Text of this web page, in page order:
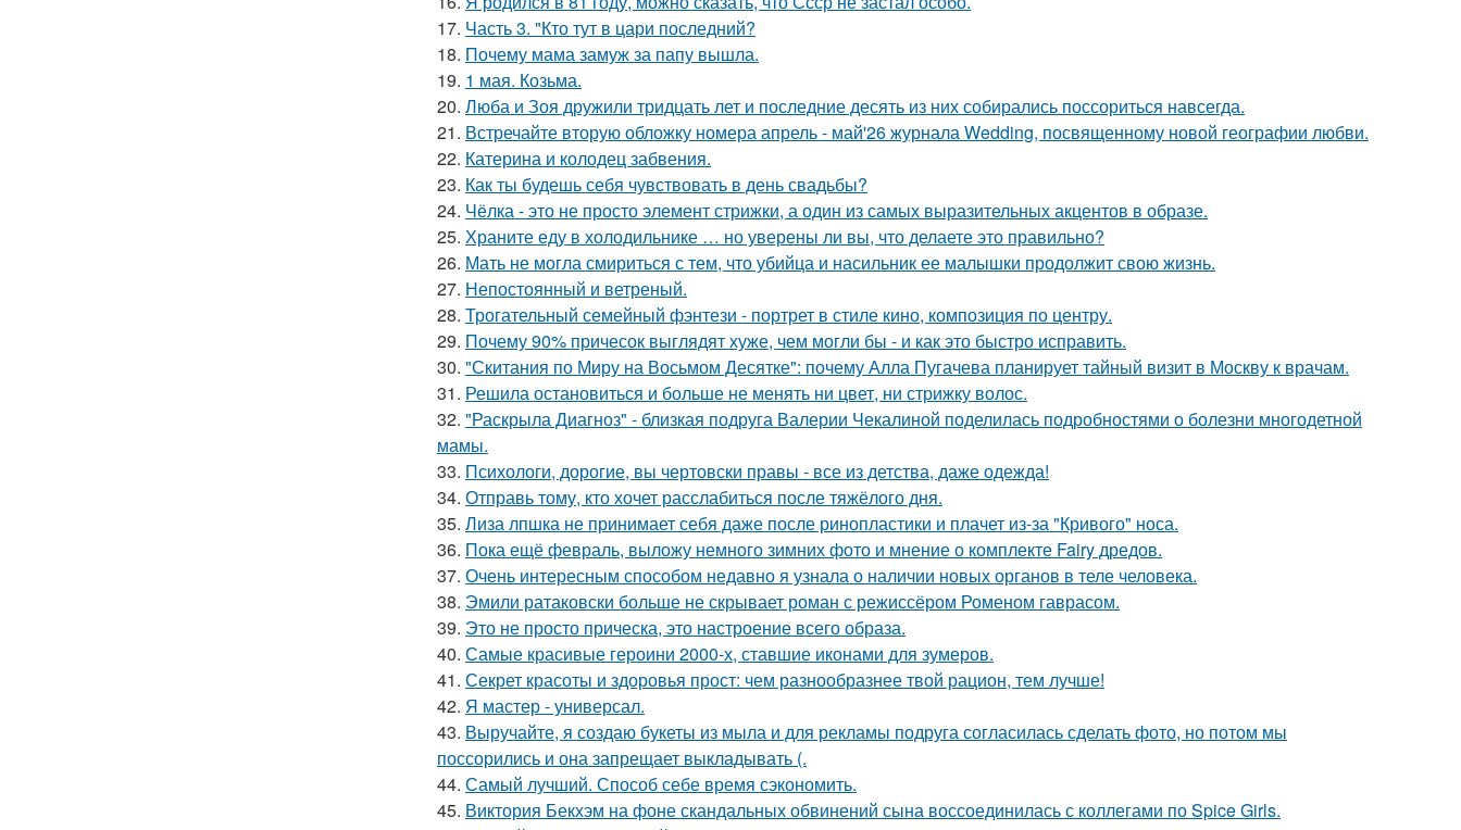
17. Часть 3. "Кто тут в цари последний?
18. Почему мама замуж за папу вышла.
19. 1 мая. Козьма.
20. Люба и Зоя дружили тридцать лет и последние десять из них собирались поссориться навсегда.
21. Встречайте вторую обложку номера апрель - май'26 журнала Wedding, посвященному новой географии любви.
22. Катерина и колодец забвения.
23. Как ты будешь себя чувствовать в день свадьбы?
24. Чёлка - это не просто элемент стрижки, а один из самых выразительных акцентов в образе.
25. Храните еду в холодильнике … но уверены ли вы, что делаете это правильно?
26. Мать не могла смириться с тем, что убийца и насильник ее малышки продолжит свою жизнь.
27. Непостоянный и ветреный.
28. Трогательный семейный фэнтези - портрет в стиле кино, композиция по центру.
29. Почему 90% причесок выглядят хуже, чем могли бы - и как это быстро исправить.
30. "Скитания по Миру на Восьмом Десятке": почему Алла Пугачева планирует тайный визит в Москву к врачам.
31. Решила остановиться и больше не менять ни цвет, ни стрижку волос.
32. "Раскрыла Диагноз" - близкая подруга Валерии Чекалиной поделилась подробностями о болезни многодетной
мамы.
33. Психологи, дорогие, вы чертовски правы - все из детства, даже одежда!
34. Отправь тому, кто хочет расслабиться после тяжёлого дня.
35. Лиза лпшка не принимает себя даже после ринопластики и плачет из-за "Кривого" носа.
36. Пока ещё февраль, выложу немного зимних фото и мнение о комплекте Fairy дредов.
37. Очень интересным способом недавно я узнала о наличии новых органов в теле человека.
38. Эмили ратаковски больше не скрывает роман с режиссёром Роменом гаврасом.
39. Это не просто прическа, это настроение всего образа.
40. Самые красивые героини 2000-х, ставшие иконами для зумеров.
41. Секрет красоты и здоровья прост: чем разнообразнее твой рацион, тем лучше!
42. Я мастер - универсал.
43. Выручайте, я создаю букеты из мыла и для рекламы подруга согласилась сделать фото, но потом мы
поссорились и она запрещает выкладывать (.
44. Самый лучший. Способ себе время сэкономить.
45. Виктория Бекхэм на фоне скандальных обвинений сына воссоединилась с коллегами по Spice Girls.